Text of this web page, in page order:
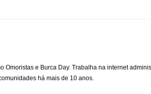
Omoristas e Burca Day. Trabalha na internet
há mais de 10 anos.